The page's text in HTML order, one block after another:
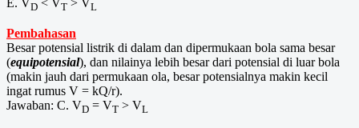
E. VD < VT > VL
Pembahasan
Besar potensial listrik di dalam dan dipermukaan bola sama besar
(equipotensial), dan nilainya lebih besar dari potensial di luar bola
(makin jauh dari permukaan ola, besar potensialnya makin kecil
ingat rumus V = kQ/r).
Jawaban: C. VD = VT > VL